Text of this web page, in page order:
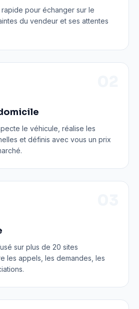
pour échanger sur le
du vendeur et ses attentes
le véhicule, réalise les
et définis avec vous un prix
sur plus de 20 sites
les appels, les demandes, les